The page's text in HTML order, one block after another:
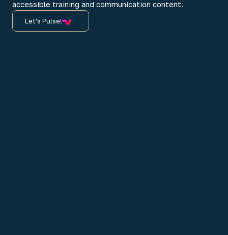
accessible training and communication content.
Let's Pulse!